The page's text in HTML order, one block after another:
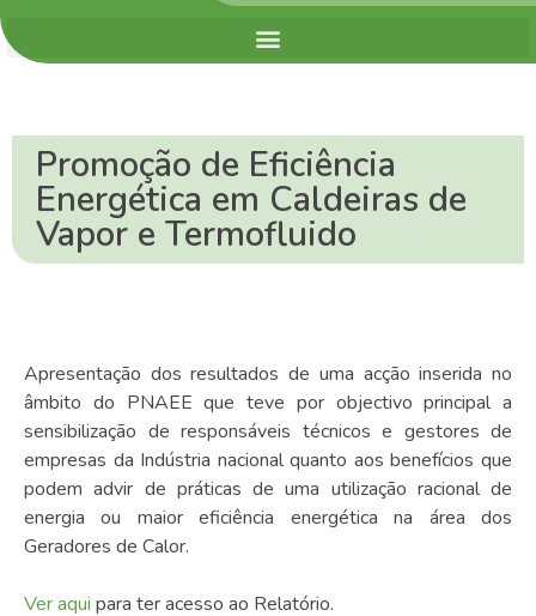
Promoção de Eficiência
Energética em Caldeiras de
Vapor e Termofluido
Apresentação dos resultados de uma acção inserida no
âmbito do PNAEE que teve por objectivo principal a
sensibilização de responsáveis técnicos e gestores de
empresas da Indústria nacional quanto aos benefícios que
podem advir de práticas de uma utilização racional de
energia ou maior eficiência energética na área dos
Geradores de Calor.
Ver aqui para ter acesso ao Relatório.